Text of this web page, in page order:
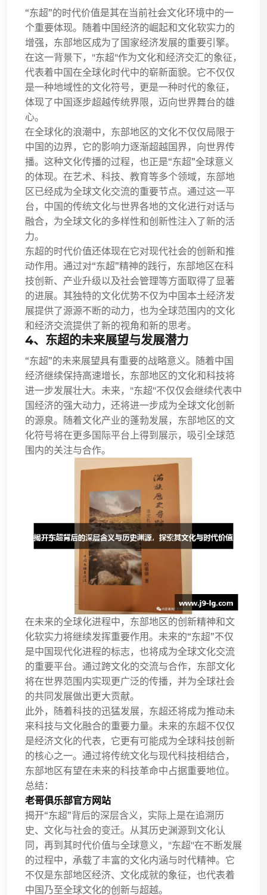
“东超”的时代价值是其在当前社会文化环境中的一
个重要体现。随着中国经济的崛起和文化软实力的
增强，东部地区成为了国家经济发展的重要引擎。
在这一背景下，"东超"作为文化和经济交汇的象征，
代表着中国在全球化时代中的崭新面貌。它不仅仅
是一种地域性的文化符号，更是一种时代的象征，
体现了中国逐步超越传统界限，迈向世界舞台的雄
心。
在全球化的浪潮中，东部地区的文化不仅仅局限于
中国的边界，它的影响力逐渐超越国界，向世界传
播。这种文化传播的过程，也正是“东超”全球意义
的体现。在艺术、科技、教育等多个领域，东部地
区已经成为全球文化交流的重要节点。通过这一平
台，中国的传统文化与世界各地的文化进行对话与
融合，为全球文化的多样性和创新性注入了新的活
力。
东超的时代价值还体现在它对现代社会的创新和推
动作用。通过对“东超”精神的践行，东部地区在科
技创新、产业升级以及社会管理等方面取得了显著
的进展。其独特的文化优势不仅为中国本土经济发
展提供了源源不断的动力，也为全球范围内的文化
和经济交流提供了新的视角和新的思考。
4、东超的未来展望与发展潜力
“东超”的未来展望具有重要的战略意义。随着中国
经济继续保持高速增长，东部地区的文化和科技将
进一步发展壮大。未来，"东超"不仅仅会继续代表中
国经济的强大动力，还将进一步成为全球文化创新
的源泉。随着文化产业的蓬勃发展，东部地区的文
化符号将在更多国际平台上得到展示，吸引全球范
围内的关注与合作。
在未来的全球化进程中，东部地区的创新精神和文
化软实力将继续发挥重要作用。未来的“东超”不仅
是中国现代化进程的标志，也将成为全球文化交流
的重要平台。通过跨文化的交流与合作，东部文化
将在世界范围内实现更广泛的传播，并为全球社会
的共同发展做出更大贡献。
此外，随着科技的迅猛发展，东超还将成为推动未
来科技与文化融合的重要力量。未来的东超不仅仅
是经济文化的代表，它更有可能成为全球科技创新
的核心之一。通过将传统文化与现代科技相结合，
东部地区有望在未来的科技革命中占据重要地位。
总结：
老哥俱乐部官方网站
揭开“东超”背后的深层含义，实际上是在追溯历
史、文化与社会的变迁。从其历史渊源到文化认
同，再到其时代价值与全球意义，"东超"在不断发展
的过程中，承载了丰富的文化内涵与时代精神。它
不仅是东部地区经济、文化成就的象征，也代表着
中国乃至全球文化的创新与超越。